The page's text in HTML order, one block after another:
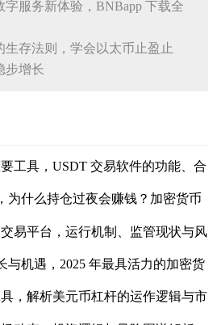
字服务新体验，BNBapp 下载全
生存法则，学会以太币止盈止
步增长
工具，USDT 交易软件的功能、合
为什么持仓过夜会赚钱？加密货币
易平台，运行机制、监管现状与风
与机遇，2025 年最具活力的加密货
，解析美元币杠杆的运作逻辑与市